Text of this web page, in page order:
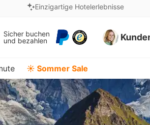
Einzigartige Hotelerlebnisse
Sicher buchen
und bezahlen
☀️ Sommer Sale